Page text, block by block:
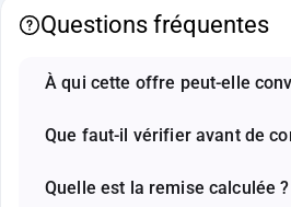
Questions fréquentes
À qui cette offre peut-elle
Que faut-il vérifier avant de
Quelle est la remise calculée ?